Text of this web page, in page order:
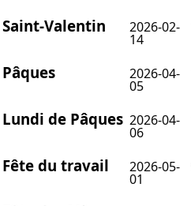
Saint-Valentin 2026-02-
14
Pâques 2026-04-
05
Lundi de Pâques 2026-04-
06
Fête du travail 2026-05-
01